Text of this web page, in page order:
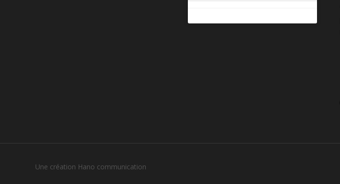
Une création Hano communication